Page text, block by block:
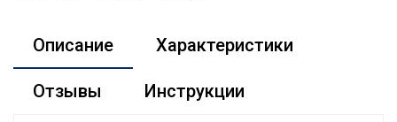
Описание Характеристики
Отзывы Инструкции